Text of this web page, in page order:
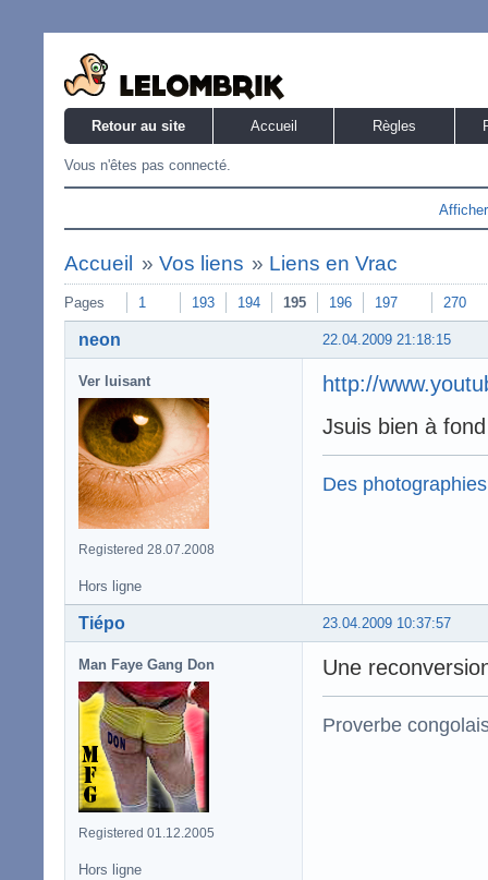
Retour au site Accueil Règles
Vous n'êtes pas connecté.
Accueil » Vos liens » Liens en Vrac
Pages 1 193 194 195 196 197 270
22.04.2009 21:18:15
neon
Ver luisant
Registered 28.07.2008
http://
Jsuis bien à
Des
Hors ligne
23.04.2009 10:37:57
Tiépo
Man Faye Gang Don
Registered 01.12.2005
Une
Proverbe
Hors ligne